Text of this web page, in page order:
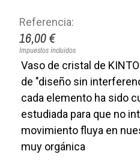
Referencia:
16,00 €
Impuestos incluidos
Vaso de cristal de
de "diseño sin
cada elemento ha sido
estudiada para que no
movimiento fluya en
muy orgánica